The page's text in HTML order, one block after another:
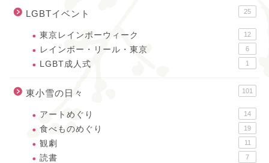
LGBTイベント 25
東京レインボーウィーク 12
レインボー・リール・東京 6
LGBT成人式 1
東小雪の日々 101
アートめぐり 14
食べものめぐり 19
観劇 11
読書 7